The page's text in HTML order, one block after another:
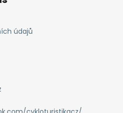
i
údajů